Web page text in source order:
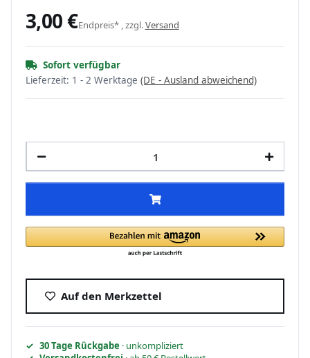
3,00 €Endpreis* , zzgl.Versand
Sofort verfügbar
Lieferzeit: 1 - 2 Werktage (DE - Ausland abweichend)
Auf den Merkzettel
30 Tage Rückgabe · unkompliziert